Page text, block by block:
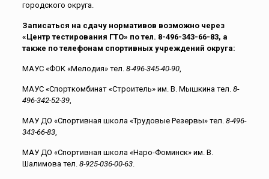
городского округа.
Записаться на сдачу нормативов возможно через
«Центр тестирования ГТО» по тел. 8-496-343-66-83, а
также по телефонам спортивных учреждений округа:
МАУС «ФОК «Мелодия» тел. 8-496-345-40-90,
МАУС «Спорткомбинат «Строитель» им. В. Мышкина тел. 8-
496-342-52-39,
МАУ ДО «Спортивная школа «Трудовые Резервы» тел. 8-496-
343-66-83,
МАУ ДО «Спортивная школа «Наро-Фоминск» им. В.
Шалимова тел. 8-925-036-00-63.